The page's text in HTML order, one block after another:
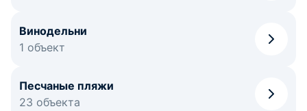
Винодельни
1 объект
Песчаные пляжи
23 объекта